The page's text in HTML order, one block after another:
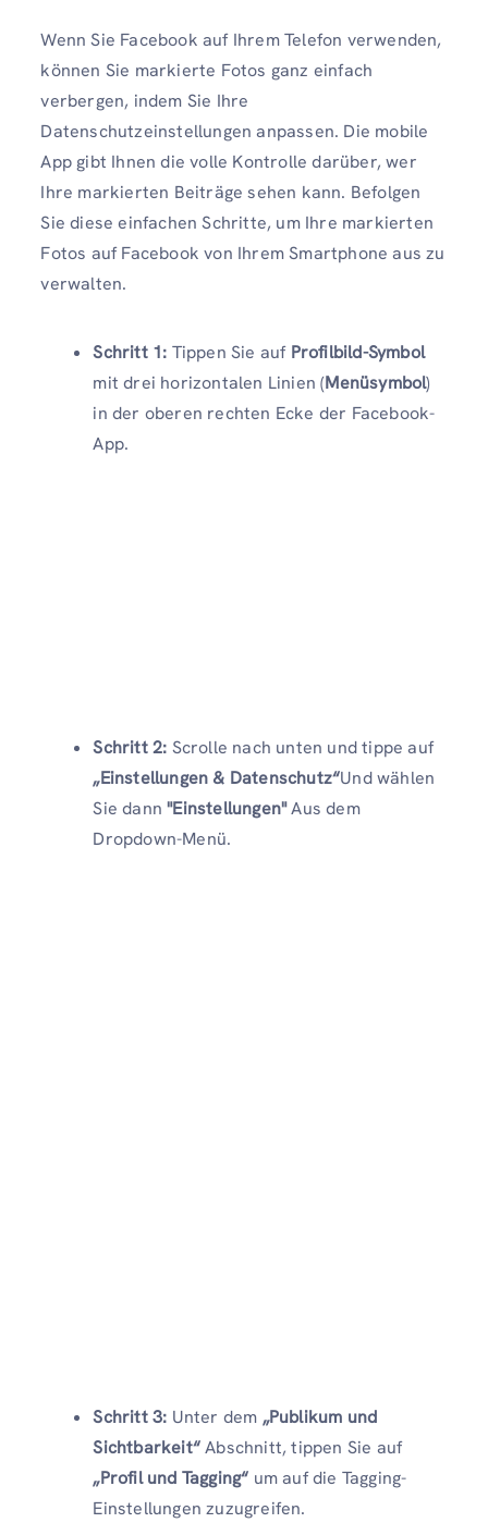
Wenn Sie Facebook auf Ihrem Telefon verwenden,
können Sie markierte Fotos ganz einfach
verbergen, indem Sie Ihre
Datenschutzeinstellungen anpassen. Die mobile
App gibt Ihnen die volle Kontrolle darüber, wer
Ihre markierten Beiträge sehen kann. Befolgen
Sie diese einfachen Schritte, um Ihre markierten
Fotos auf Facebook von Ihrem Smartphone aus zu
verwalten.
Schritt 1: Tippen Sie auf Profilbild-Symbol
mit drei horizontalen Linien (Menüsymbol)
in der oberen rechten Ecke der Facebook-
App.
Schritt 2: Scrolle nach unten und tippe auf
„Einstellungen & Datenschutz“Und wählen
Sie dann"Einstellungen"Aus dem
Dropdown-Menü.
Schritt 3: Unter dem „Publikum und
Sichtbarkeit“Abschnitt, tippen Sie auf
„Profil und Tagging“ um auf die Tagging-
Einstellungen zuzugreifen.